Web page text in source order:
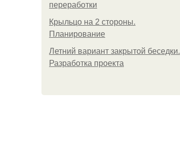
переработки
Крыльцо на 2 стороны.
Планирование
Летний вариант закрытой беседки.
Разработка проекта